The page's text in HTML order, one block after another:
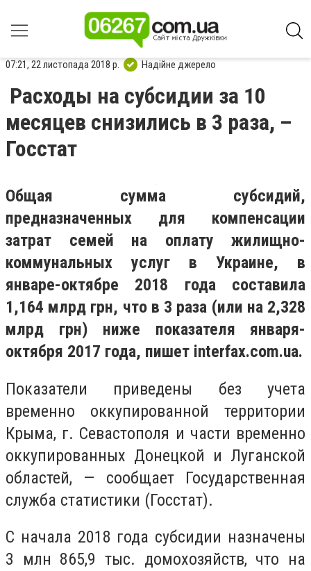
07:21, 22 листопада 2018 р. Надійне джерело
Расходы на субсидии за 10
месяцев снизились в 3 раза, –
Госстат
Общая сумма субсидий,
предназначенных для компенсации
затрат семей на оплату жилищно-
коммунальных услуг в Украине, в
январе-октябре 2018 года составила
1,164 млрд грн, что в 3 раза (или на 2,328
млрд грн) ниже показателя января-
октября 2017 года, пишет interfax.com.ua.
Показатели приведены без учета
временно оккупированной территории
Крыма, г. Севастополя и части временно
оккупированных Донецкой и Луганской
областей, — сообщает Государственная
служба статистики (Госстат).
С начала 2018 года субсидии назначены
3 млн 865,9 тыс. домохозяйств, что на